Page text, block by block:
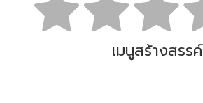
เมนูสร้างสรรค์